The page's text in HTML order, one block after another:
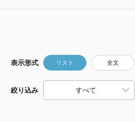
表示形式 リスト 全文
絞り込み